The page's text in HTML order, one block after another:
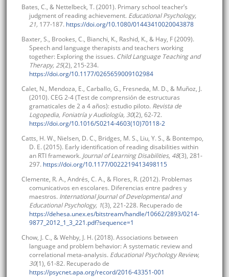
Bates, C., & Nettelbeck, T. (2001). Primary school teacher’s
judgment of reading achievement. Educational Psychology,
21, 177-187. https://doi.org/10.1080/01443410020043878
Baxter, S., Brookes, C., Bianchi, K., Rashid, K., & Hay, F (2009).
Speech and language therapists and teachers working
together: Exploring the issues. Child Language Teaching and
Therapy, 25(2), 215-234.
https://doi.org/10.1177/0265659009102984
Calet, N., Mendoza, E., Carballo, G., Fresneda, M. D., & Muñoz, J.
(2010). CEG 2-4 (Test de comprensión de estructuras
gramaticales de 2 a 4 años): estudio piloto. Revista de
Logopedia, Foniatría y Audiología, 30(2), 62-72.
https://doi.org/10.1016/S0214-4603(10)70118-2
Catts, H. W., Nielsen, D. C., Bridges, M. S., Liu, Y. S., & Bontempo,
D. E. (2015). Early identification of reading disabilities within
an RTI framework. Journal of Learning Disabilities, 48(3), 281-
297. https://doi.org/10.1177/0022219413498115
Clemente, R. A., Andrés, C. A., & Flores, R. (2012). Problemas
comunicativos en escolares. Diferencias entre padres y
maestros. International Journal of Developmental and
Educational Psychology, 1(3), 221-228. Recuperado de
https://dehesa.unex.es/bitstream/handle/10662/2893/0214-
9877_2012_1_3_221.pdf?sequence=1
Chow, J. C., & Wehby, J. H. (2018). Associations between
language and problem behavior: A systematic review and
correlational meta-analysis. Educational Psychology Review,
30(1), 61-82. Recuperado de
https://psycnet.apa.org/record/2016-43351-001